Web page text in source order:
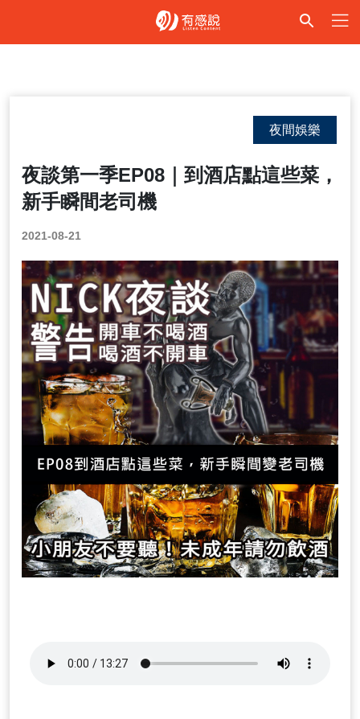
夜談第一季EP08｜到酒店點這些菜，
新手瞬間老司機
夜間娛樂
2021-08-21